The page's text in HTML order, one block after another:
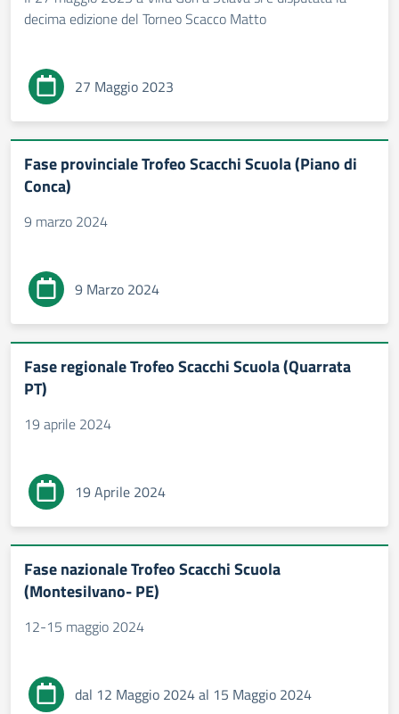
decima edizione del Torneo Scacco Matto
27 Maggio 2023
Fase provinciale Trofeo Scacchi Scuola (Piano di
Conca)
9 marzo 2024
9 Marzo 2024
Fase regionale Trofeo Scacchi Scuola (Quarrata
PT)
19 aprile 2024
19 Aprile 2024
Fase nazionale Trofeo Scacchi Scuola
(Montesilvano- PE)
12-15 maggio 2024
dal 12 Maggio 2024 al 15 Maggio 2024